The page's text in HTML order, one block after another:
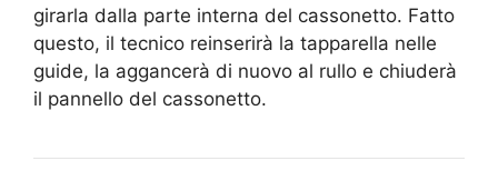
girarla dalla parte interna del cassonetto. Fatto
questo, il tecnico reinserirà la tapparella nelle
guide, la aggancerà di nuovo al rullo e chiuderà
il pannello del cassonetto.